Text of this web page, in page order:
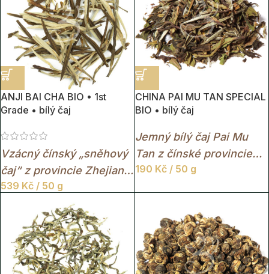
ANJI BAI CHA BIO • 1st
Grade • bílý čaj
Vzácný čínský „sněhový
čaj“ z provincie Zhejiang
s jemnou květinovou
chutí, svěží elegancí a
světle zelenými lístky.
539 Kč / 50 g
CHINA PAI MU TAN SPECIAL
BIO • bílý čaj
Jemný bílý čaj Pai Mu
Tan z čínské provincie
Fujian s lehce květinovou
190 Kč/ 50 g